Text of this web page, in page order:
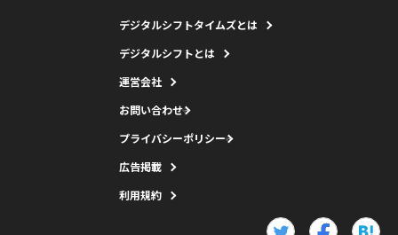
デジタルシフトタイムズとは
デジタルシフトとは
運営会社
お問い合わせ
プライバシーポリシー
広告掲載
利用規約